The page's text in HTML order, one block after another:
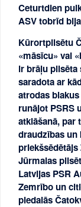
Ceturtdien
ASV tobrīd
Kūrortpilsētu
«māsīcu» vai
ir brāļu pilsēta
saradota ar
atrodas
runājot PSRS
atklāšanā, par
draudzības
priekšsēdētājs
Jūrmalas
Latvijas PSR
Zemrībo un
piedalās